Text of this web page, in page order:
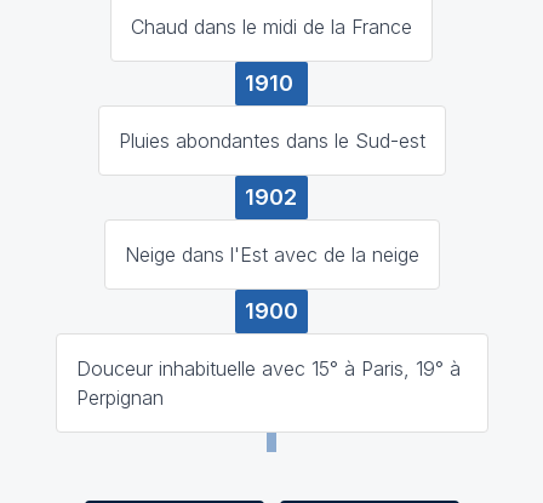
Chaud dans le midi de la France
1910
Pluies abondantes dans le Sud-est
1902
Neige dans l'Est avec de la neige
1900
Douceur inhabituelle avec 15° à Paris, 19° à
Perpignan